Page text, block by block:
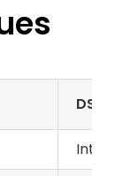
DS-1300
Intel®